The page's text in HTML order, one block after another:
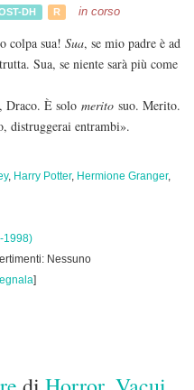
DH R in corso
colpa sua! Sua, se mio padre è ad
Sua, se niente sarà più come
Draco. È solo merito suo. Merito.
distruggerai entrambi».
, Harry Potter, Hermione Granger,
1998)
Nessuno
]